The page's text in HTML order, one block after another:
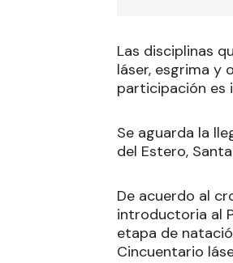
Las disciplinas
láser, esgrima y
participación es
Se aguarda la
del Estero,
De acuerdo al
introductoria al
etapa de
Cincuentario